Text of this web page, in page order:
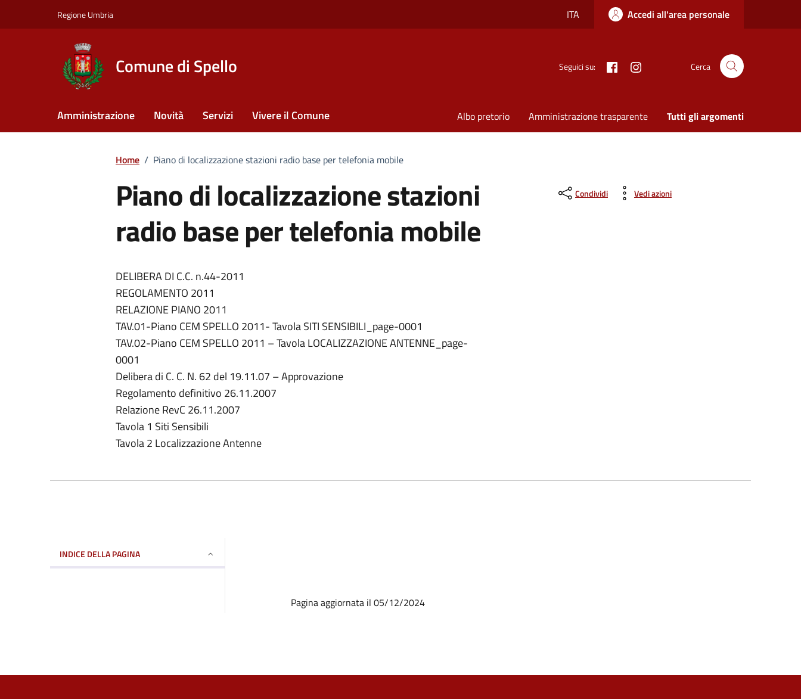
Regione Umbria ITA Accedi all'area personale
Comune di Spello Seguici su: Facebook Cerca
Amministrazione Novità Servizi Vivere il Comune Albo pretorio Amministrazione trasparente Tutti gli argomenti
Home / Piano di localizzazione stazioni radio base per telefonia mobile
Piano di localizzazione stazioni
radio base per telefonia mobile
DELIBERA DI C.C. n.44-2011
REGOLAMENTO 2011
RELAZIONE PIANO 2011
TAV.01-Piano CEM SPELLO 2011- Tavola SITI SENSIBILI_page-0001
TAV.02-Piano CEM SPELLO 2011 – Tavola LOCALIZZAZIONE ANTENNE_page-
0001
Delibera di C. C. N. 62 del 19.11.07 – Approvazione
Regolamento definitivo 26.11.2007
Relazione RevC 26.11.2007
Tavola 1 Siti Sensibili
Tavola 2 Localizzazione Antenne
Condividi Vedi azioni
INDICE DELLA PAGINA
Pagina aggiornata il 05/12/2024